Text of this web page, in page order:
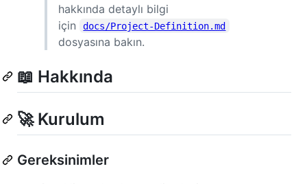
hakkında detaylı bilgi
için
docs/Project-Definition.md
dosyasına bakın.
📖 Hakkında
🚀 Kurulum
Gereksinimler